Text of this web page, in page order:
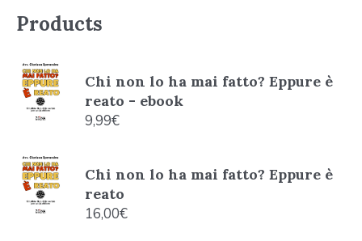
Products
Chi non lo ha mai fatto? Eppure è
reato - ebook
9,99€
Chi non lo ha mai fatto? Eppure è
reato
16,00€